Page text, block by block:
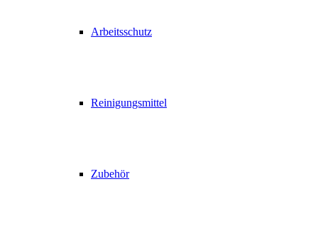
Arbeitsschutz
Reinigungsmittel
Zubehör